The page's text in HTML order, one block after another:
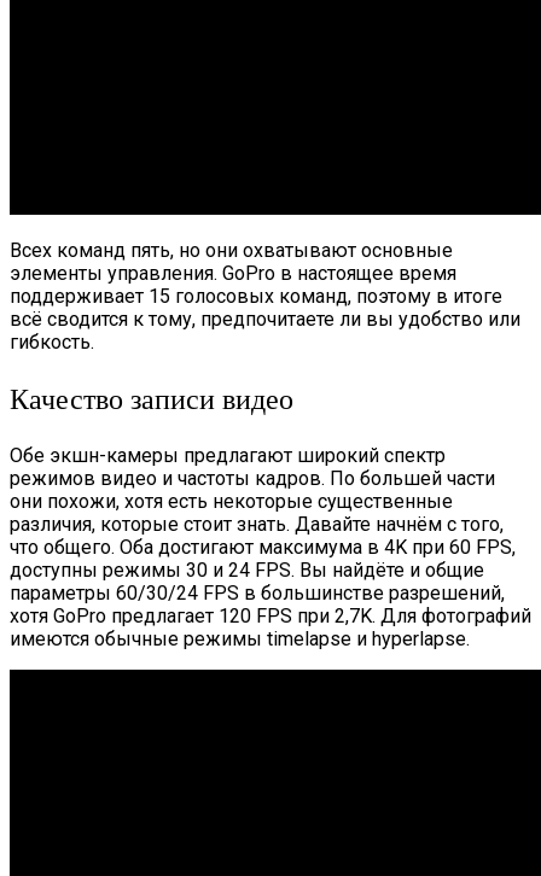
Всех команд пять, но они охватывают основные
элементы управления. GoPro в настоящее время
поддерживает 15 голосовых команд, поэтому в итоге
всё сводится к тому, предпочитаете ли вы удобство или
гибкость.
Качество записи видео
Обе экшн-камеры предлагают широкий спектр
режимов видео и частоты кадров. По большей части
они похожи, хотя есть некоторые существенные
различия, которые стоит знать. Давайте начнём с того,
что общего. Оба достигают максимума в 4K при 60 FPS,
доступны режимы 30 и 24 FPS. Вы найдёте и общие
параметры 60/30/24 FPS в большинстве разрешений,
хотя GoPro предлагает 120 FPS при 2,7K. Для фотографий
имеются обычные режимы timelapse и hyperlapse.